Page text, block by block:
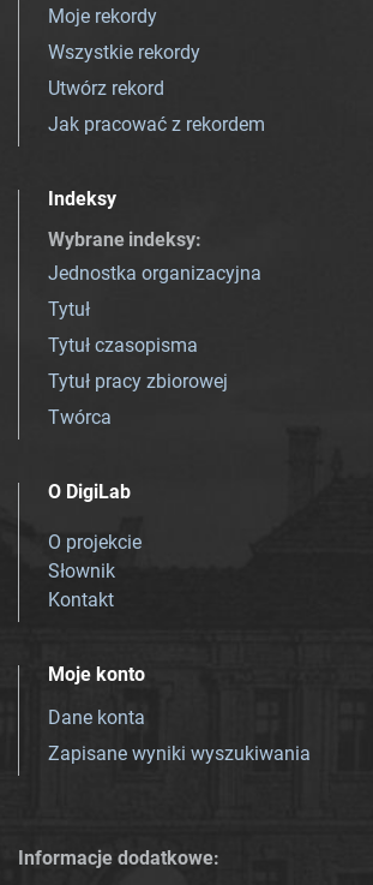
Moje rekordy
Wszystkie rekordy
Utwórz rekord
Jak pracować z rekordem
Indeksy
Wybrane indeksy:
Jednostka organizacyjna
Tytuł
Tytuł czasopisma
Tytuł pracy zbiorowej
Twórca
O DigiLab
O projekcie
Słownik
Kontakt
Moje konto
Dane konta
Zapisane wyniki wyszukiwania
Informacje dodatkowe: